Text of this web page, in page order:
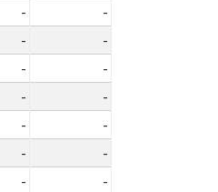
-
-
-
-
-
-
-
-
-
-
-
-
-
-